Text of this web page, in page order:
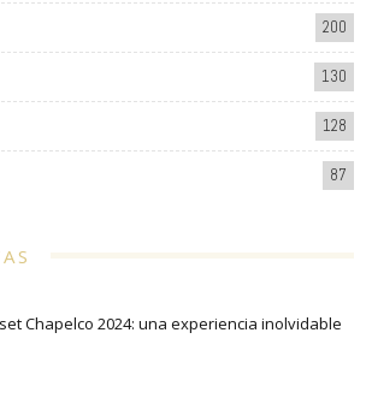
200
130
128
87
Chapelco 2024: una experiencia inolvidable